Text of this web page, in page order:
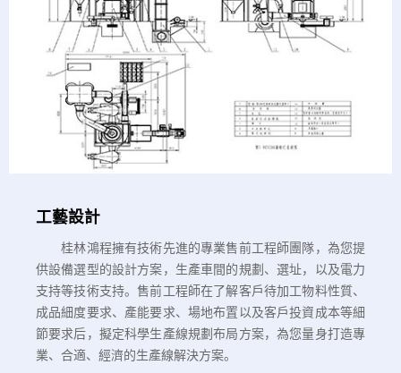
工藝設計
桂林鴻程擁有技術先進的專業售前工程師團隊，為您提
供設備選型的設計方案，生產車間的規劃、選址，以及電力
支持等技術支持。售前工程師在了解客戶待加工物料性質、
成品細度要求、產能要求、場地布置以及客戶投資成本等細
節要求后，擬定科學生產線規劃布局方案，為您量身打造專
業、合適、經濟的生產線解決方案。